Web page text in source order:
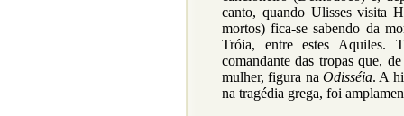
canto, quando Ulisses visita
mortos) fica-se sabendo da
Tróia, entre estes Aquiles.
comandante das tropas que,
mulher, figura na Odisséia. A
na tragédia grega, foi